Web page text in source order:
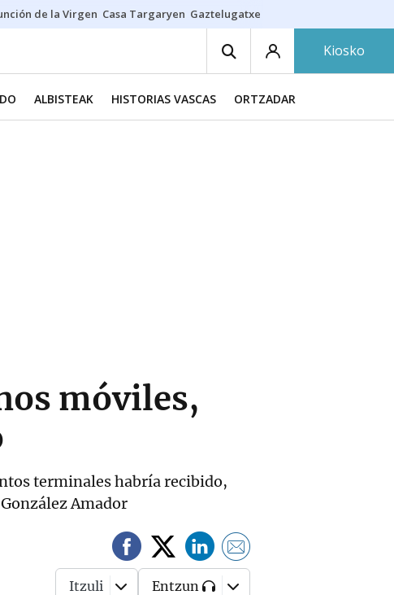
de la Virgen Casa Targaryen Gaztelugatxe
Kiosko
ALBISTEAK HISTORIAS VASCAS ORTZADAR
móviles,
terminales habría recibido,
Amador
Itzuli Entzun